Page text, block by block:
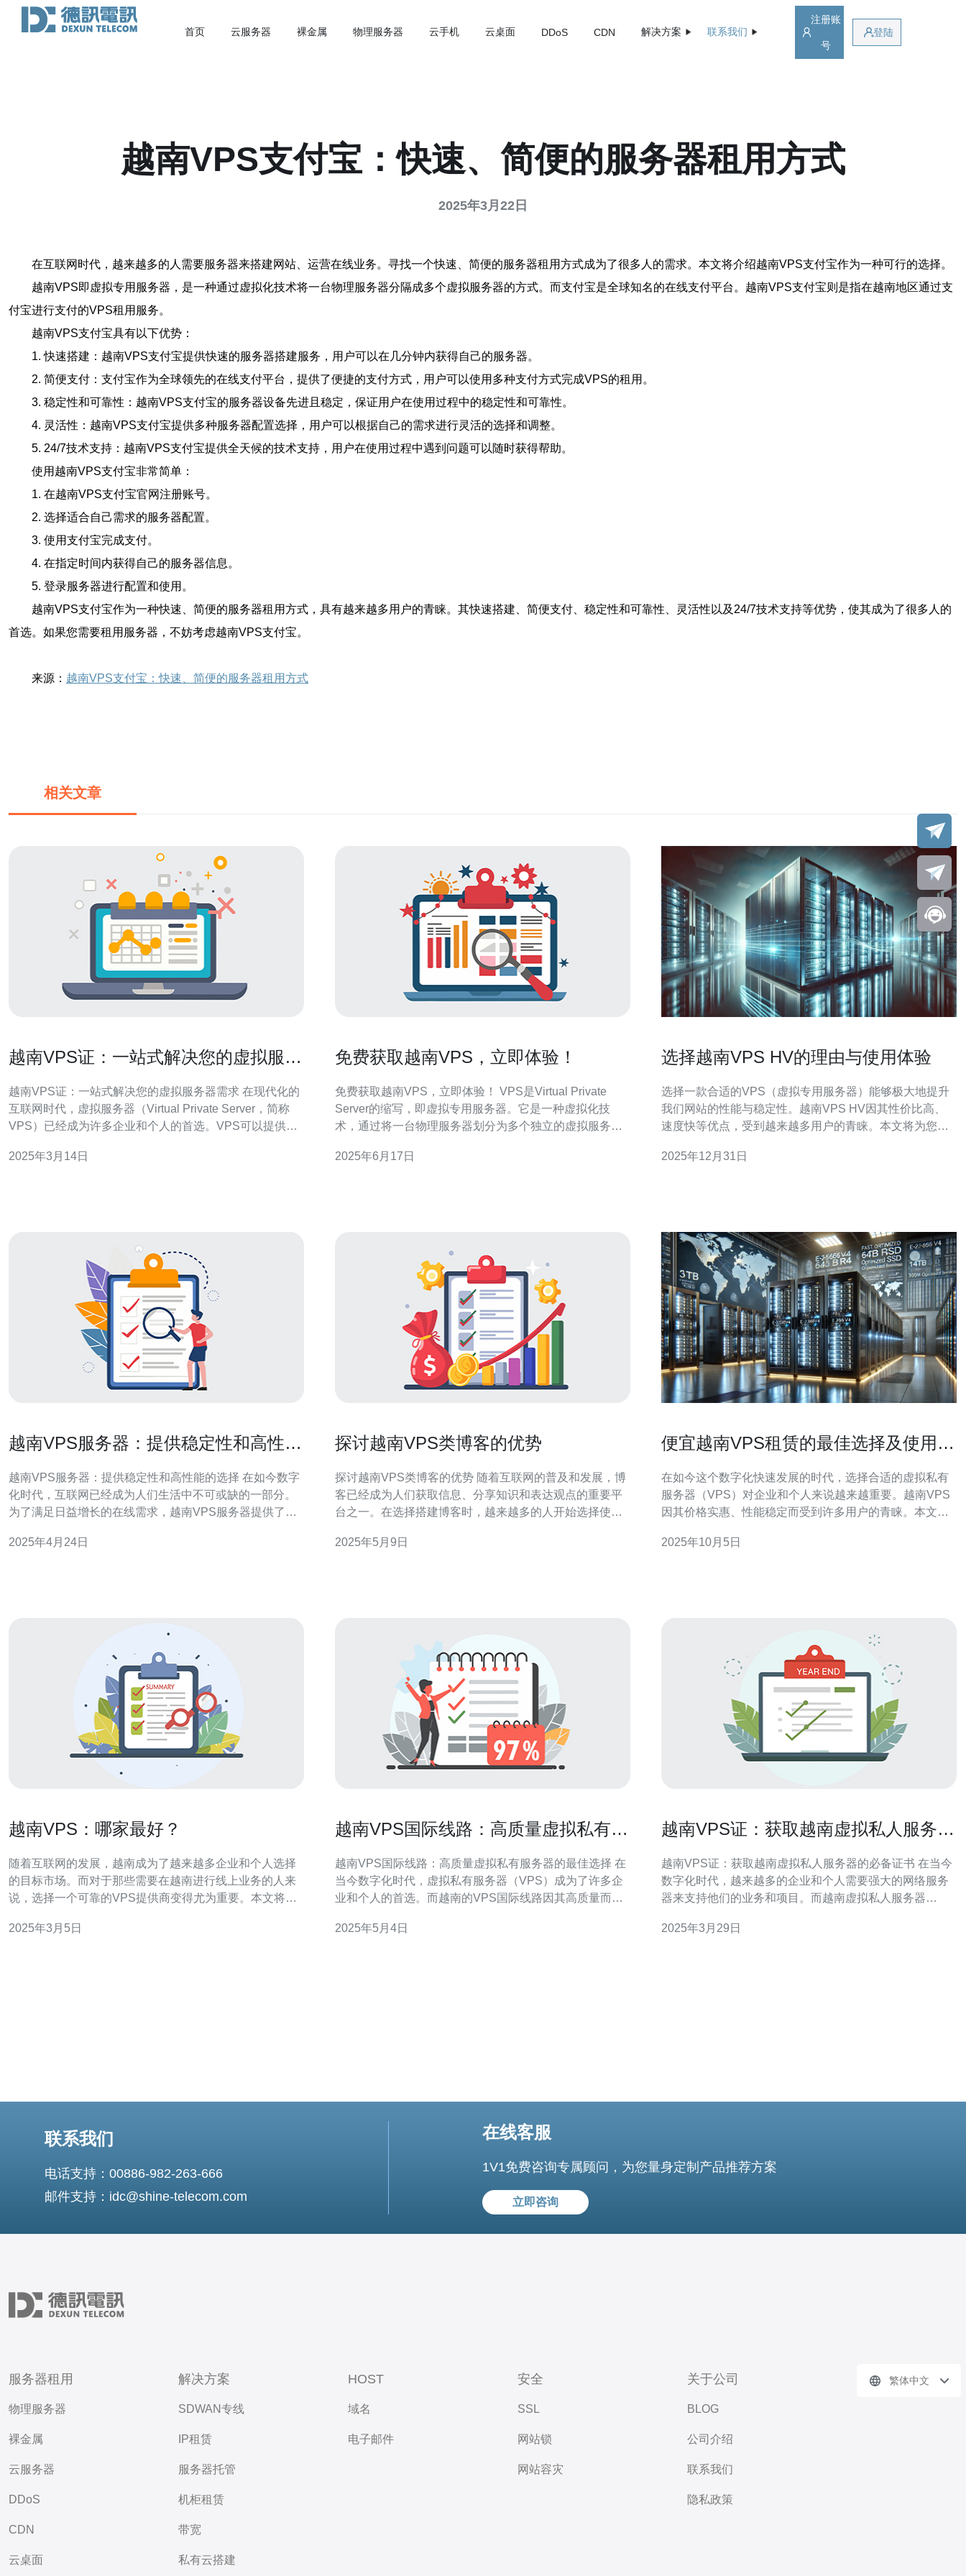
首页 云服务器 裸金属 物理服务器 云手机 云桌面 DDoS CDN 解决方案 联系我们
注册账
号
登陆
越南VPS支付宝：快速、简便的服务器租用方式
2025年3月22日
在互联网时代，越来越多的人需要服务器来搭建网站、运营在线业务。寻找一个快速、简便的服务器租用方式成为了很多人的需求。本文将介绍越南VPS支付宝作为一种可行的选择。
越南VPS即虚拟专用服务器，是一种通过虚拟化技术将一台物理服务器分隔成多个虚拟服务器的方式。而支付宝是全球知名的在线支付平台。越南VPS支付宝则是指在越南地区通过支
付宝进行支付的VPS租用服务。
越南VPS支付宝具有以下优势：
1. 快速搭建：越南VPS支付宝提供快速的服务器搭建服务，用户可以在几分钟内获得自己的服务器。
2. 简便支付：支付宝作为全球领先的在线支付平台，提供了便捷的支付方式，用户可以使用多种支付方式完成VPS的租用。
3. 稳定性和可靠性：越南VPS支付宝的服务器设备先进且稳定，保证用户在使用过程中的稳定性和可靠性。
4. 灵活性：越南VPS支付宝提供多种服务器配置选择，用户可以根据自己的需求进行灵活的选择和调整。
5. 24/7技术支持：越南VPS支付宝提供全天候的技术支持，用户在使用过程中遇到问题可以随时获得帮助。
使用越南VPS支付宝非常简单：
1. 在越南VPS支付宝官网注册账号。
2. 选择适合自己需求的服务器配置。
3. 使用支付宝完成支付。
4. 在指定时间内获得自己的服务器信息。
5. 登录服务器进行配置和使用。
越南VPS支付宝作为一种快速、简便的服务器租用方式，具有越来越多用户的青睐。其快速搭建、简便支付、稳定性和可靠性、灵活性以及24/7技术支持等优势，使其成为了很多人的
首选。如果您需要租用服务器，不妨考虑越南VPS支付宝。
来源： 越南VPS支付宝：快速、简便的服务器租用方式
相关文章
越南VPS证：一站式解决您的虚拟服务
越南VPS证：一站式解决您的虚拟服务器需求 在现代化的
互联网时代，虚拟服务器（Virtual Private Server，简称
VPS）已经成为许多企业和个人的首选。VPS可以提供稳
上，越南VPS证已经成为用户们选择的首选之一。 越南
2025年3月14日
免费获取越南VPS，立即体验！
免费获取越南VPS，立即体验！ VPS是Virtual Private
Server的缩写，即虚拟专用服务器。它是一种虚拟化技
术，通过将一台物理服务器划分为多个独立的虚拟服务器
下优势： 稳定的网络连接：越南拥有先进的网络基础设
2025年6月17日
选择越南VPS HV的理由与使用体验
选择一款合适的VPS（虚拟专用服务器）能够极大地提升
我们网站的性能与稳定性。越南VPS HV因其性价比高、
速度快等优点，受到越来越多用户的青睐。本文将为您详
的操作指南，让您能轻松上手。 1. 性价比高 越南VPS HV
2025年12月31日
越南VPS服务器：提供稳定性和高性能
越南VPS服务器：提供稳定性和高性能的选择 在如今数字
化时代，互联网已经成为人们生活中不可或缺的一部分。
为了满足日益增长的在线需求，越南VPS服务器提供了稳
器，它将物理服务器分割为多个虚拟服务器。每个虚拟服
2025年4月24日
探讨越南VPS类博客的优势
探讨越南VPS类博客的优势 随着互联网的普及和发展，博
客已经成为人们获取信息、分享知识和表达观点的重要平
台之一。在选择搭建博客时，越来越多的人开始选择使用
探讨越南VPS类博客相比传统主机的优势。 更高的性能
2025年5月9日
便宜越南VPS租赁的最佳选择及使用技
在如今这个数字化快速发展的时代，选择合适的虚拟私有
服务器（VPS）对企业和个人来说越来越重要。越南VPS
因其价格实惠、性能稳定而受到许多用户的青睐。本文将
助您在网络世界中立于不败之地。 首先，什么是VPS？虚
2025年10月5日
越南VPS：哪家最好？
随着互联网的发展，越南成为了越来越多企业和个人选择
的目标市场。而对于那些需要在越南进行线上业务的人来
说，选择一个可靠的VPS提供商变得尤为重要。本文将介
劣势。 公司A是越南一家知名的VPS提供商，具有多年的
2025年3月5日
越南VPS国际线路：高质量虚拟私有服
越南VPS国际线路：高质量虚拟私有服务器的最佳选择 在
当今数字化时代，虚拟私有服务器（VPS）成为了许多企
业和个人的首选。而越南的VPS国际线路因其高质量而成
优势和特点。 越南VPS国际线路提供了高质量的网络连
2025年5月4日
越南VPS证：获取越南虚拟私人服务器
越南VPS证：获取越南虚拟私人服务器的必备证书 在当今
数字化时代，越来越多的企业和个人需要强大的网络服务
器来支持他们的业务和项目。而越南虚拟私人服务器
越多人的关注。然而，要成功获取越南VPS，你需要拥有
2025年3月29日
联系我们
电话支持：00886-982-263-666
邮件支持：idc@shine-telecom.com
在线客服
1V1免费咨询专属顾问，为您量身定制产品推荐方案
立即咨询
服务器租用
物理服务器
裸金属
云服务器
DDoS
CDN
云桌面
解决方案
SDWAN专线
IP租赁
服务器托管
机柜租赁
带宽
私有云搭建
HOST
域名
电子邮件
安全
SSL
网站锁
网站容灾
关于公司
BLOG
公司介绍
联系我们
隐私政策
繁体中文